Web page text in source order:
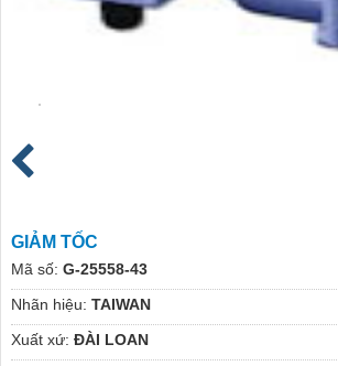
GIẢM TỐC
Mã số: G-25558-43
Nhãn hiệu: TAIWAN
Xuất xứ: ĐÀI LOAN